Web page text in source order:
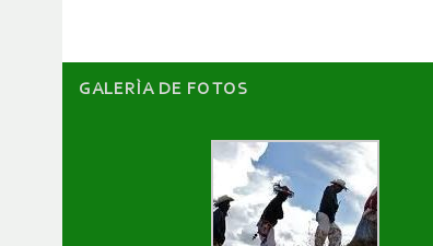
GALERÌA DE FOTOS